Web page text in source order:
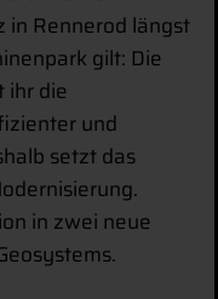
in Rennerod längst
gilt: Die
ihr die
und
setzt das
in zwei neue